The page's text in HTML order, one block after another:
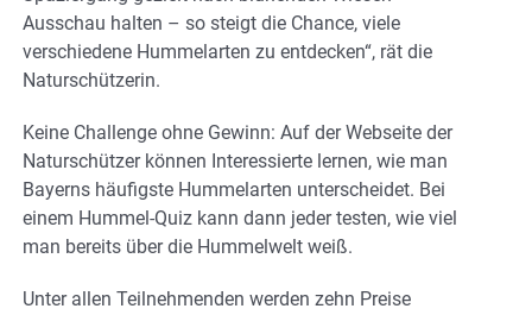
Ausschau halten – so steigt die Chance, viele
verschiedene Hummelarten zu entdecken“, rät die
Naturschützerin.
Keine Challenge ohne Gewinn: Auf der Webseite der
Naturschützer können Interessierte lernen, wie man
Bayerns häufigste Hummelarten unterscheidet. Bei
einem Hummel-Quiz kann dann jeder testen, wie viel
man bereits über die Hummelwelt weiß.
Unter allen Teilnehmenden werden zehn Preise